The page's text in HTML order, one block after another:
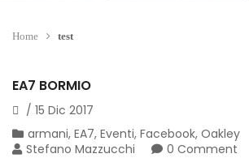
Home test
EA7 BORMIO
/ 15 Dic 2017
armani, EA7, Eventi, Facebook, Oakley
Stefano Mazzucchi
0 Comment